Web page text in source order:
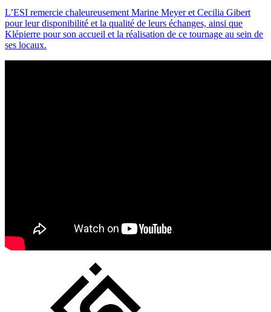
L’ESI remercie chaleureusement Marine Meyer et Cecilia Gibert
pour leur disponibilité et la qualité de leurs échanges, ainsi que
Klépierre pour son accueil et la réalisation de ce tournage au sein de
ses locaux.